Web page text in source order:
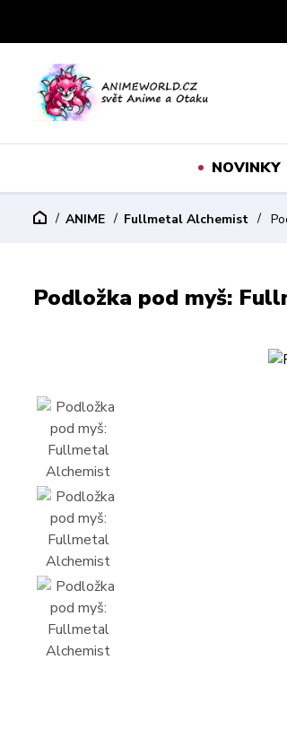
NOVINKY
ANIME Fullmetal Alchemist
Podložka pod myš: